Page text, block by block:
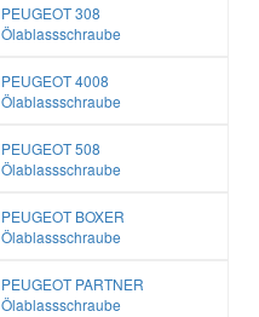
PEUGEOT 308
Ölablassschraube
PEUGEOT 4008
Ölablassschraube
PEUGEOT 508
Ölablassschraube
PEUGEOT BOXER
Ölablassschraube
PEUGEOT PARTNER
Ölablassschraube